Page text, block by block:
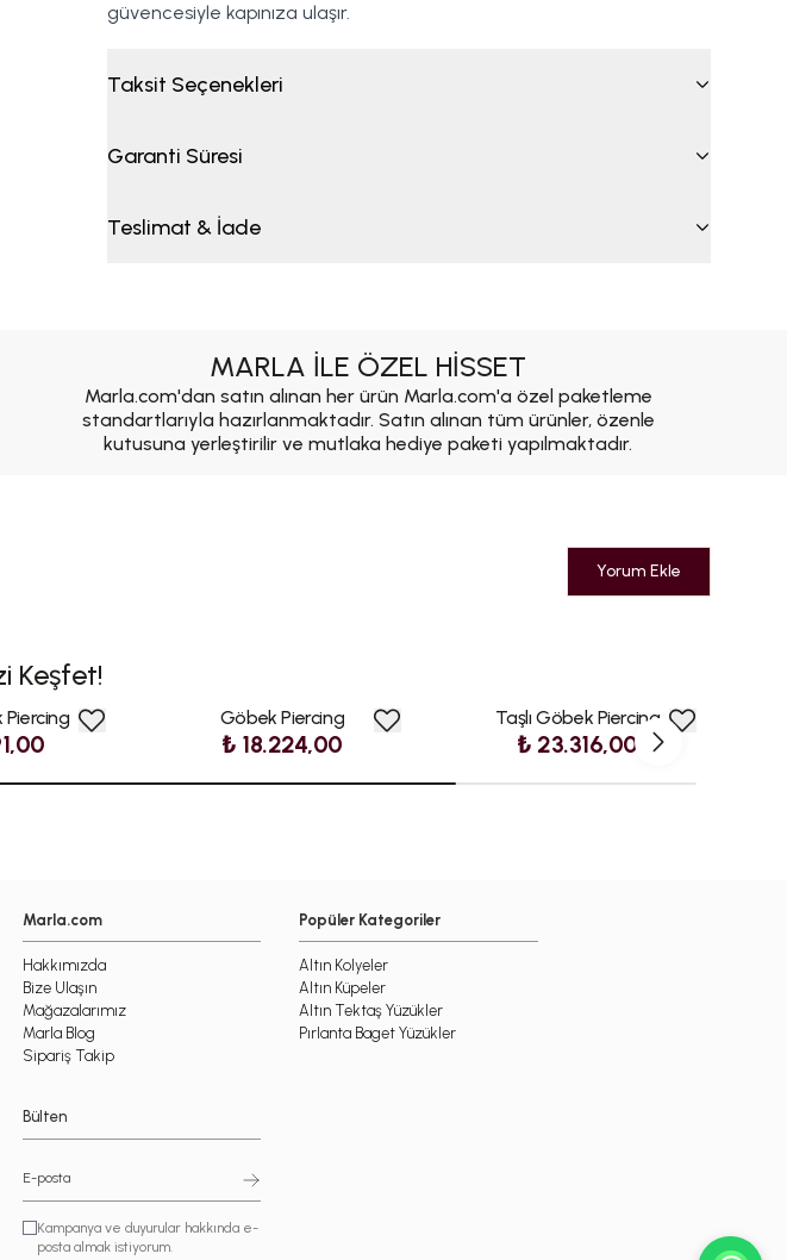
güvencesiyle kapınıza ulaşır.
Taksit Seçenekleri
Garanti Süresi
Teslimat & İade
MARLA İLE ÖZEL HİSSET
Marla.com'dan satın alınan her ürün Marla.com'a özel paketleme
standartlarıyla hazırlanmaktadır. Satın alınan tüm ürünler, özenle
kutusuna yerleştirilir ve mutlaka hediye paketi yapılmaktadır.
Yorum Ekle
Keşfet!
Piercing Göbek Piercing
₺ 18.224,00
Taşlı Göbek Piercing
₺ 23.316,00
Marla.com
Hakkımızda
Bize Ulaşın
Mağazalarımız
Marla Blog
Sipariş Takip
Bülten
Kampanya ve duyurular hakkında e-
posta almak istiyorum.
Popüler Kategoriler
Altın Kolyeler
Altın Küpeler
Altın Tektaş Yüzükler
Pırlanta Baget Yüzükler